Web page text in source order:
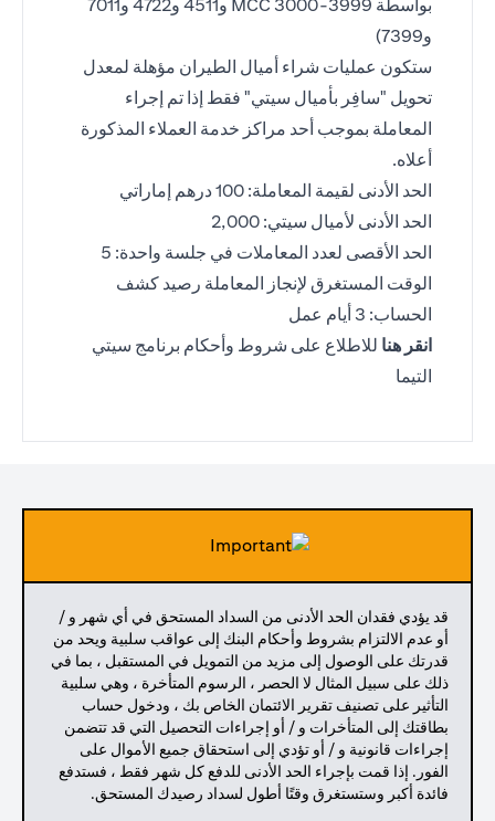
بواسطة MCC 3000-3999 و4511 و4722 و7011
و7399)
ستكون عمليات شراء أميال الطيران مؤهلة لمعدل
تحويل "سافِر بأميال سيتي" فقط إذا تم إجراء
المعاملة بموجب أحد مراكز خدمة العملاء المذكورة
أعلاه.
الحد الأدنى لقيمة المعاملة: 100 درهم إماراتي
الحد الأدنى لأميال سيتي: 2,000
الحد الأقصى لعدد المعاملات في جلسة واحدة: 5
الوقت المستغرق لإنجاز المعاملة رصيد كشف
الحساب: 3 أيام عمل
انقر هنا للاطلاع على شروط وأحكام برنامج سيتي
التيما
قد يؤدي فقدان الحد الأدنى من السداد المستحق في أي شهر و /
أو عدم الالتزام بشروط وأحكام البنك إلى عواقب سلبية ويحد من
قدرتك على الوصول إلى مزيد من التمويل في المستقبل ، بما في
ذلك على سبيل المثال لا الحصر ، الرسوم المتأخرة ، وهي سلبية
التأثير على تصنيف تقرير الائتمان الخاص بك ، ودخول حساب
بطاقتك إلى المتأخرات و / أو إجراءات التحصيل التي قد تتضمن
إجراءات قانونية و / أو تؤدي إلى استحقاق جميع الأموال على
الفور. إذا قمت بإجراء الحد الأدنى للدفع كل شهر فقط ، فستدفع
فائدة أكبر وستستغرق وقتًا أطول لسداد رصيدك المستحق.